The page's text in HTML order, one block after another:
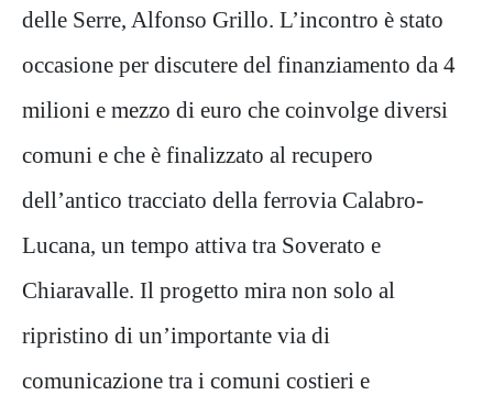
delle Serre, Alfonso Grillo. L’incontro è stato
occasione per discutere del finanziamento da 4
milioni e mezzo di euro che coinvolge diversi
comuni e che è finalizzato al recupero
dell’antico tracciato della ferrovia Calabro-
Lucana, un tempo attiva tra Soverato e
Chiaravalle. Il progetto mira non solo al
ripristino di un’importante via di
comunicazione tra i comuni costieri e